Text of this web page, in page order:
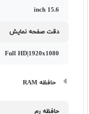
15.6 inch
دقت صفحه نمایش
Full HD|1920x1080
حافظه RAM
حافظه رم